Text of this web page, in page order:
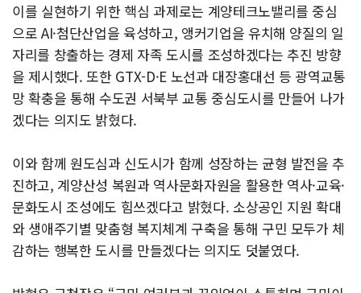
이를 실현하기 위한 핵심 과제로는 계양테크노밸리를 중심
으로 AI·첨단산업을 육성하고, 앵커기업을 유치해 양질의 일
자리를 창출하는 경제 자족 도시를 조성하겠다는 추진 방향
을 제시했다. 또한 GTX-D·E 노선과 대장홍대선 등 광역교통
망 확충을 통해 수도권 서북부 교통 중심도시를 만들어 나가
겠다는 의지도 밝혔다.
이와 함께 원도심과 신도시가 함께 성장하는 균형 발전을 추
진하고, 계양산성 복원과 역사문화자원을 활용한 역사·교육·
문화도시 조성에도 힘쓰겠다고 밝혔다. 소상공인 지원 확대
와 생애주기별 맞춤형 복지체계 구축을 통해 구민 모두가 체
감하는 행복한 도시를 만들겠다는 의지도 덧붙였다.